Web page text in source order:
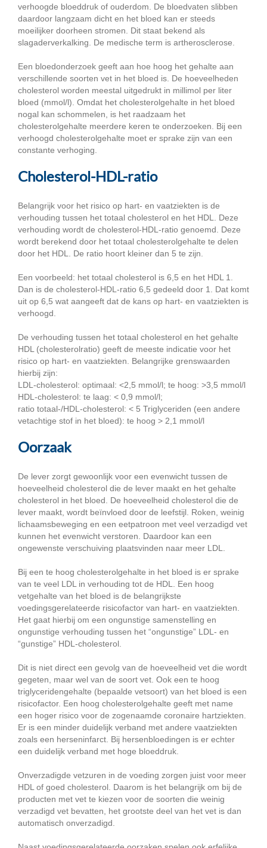
verhoogde bloeddruk of ouderdom. De bloedvaten slibben
daardoor langzaam dicht en het bloed kan er steeds
moeilijker doorheen stromen. Dit staat bekend als
slagaderverkalking. De medische term is artherosclerose.
Een bloedonderzoek geeft aan hoe hoog het gehalte aan
verschillende soorten vet in het bloed is. De hoeveelheden
cholesterol worden meestal uitgedrukt in millimol per liter
bloed (mmol/l). Omdat het cholesterolgehalte in het bloed
nogal kan schommelen, is het raadzaam het
cholesterolgehalte meerdere keren te onderzoeken. Bij een
verhoogd cholesterolgehalte moet er sprake zijn van een
constante verhoging.
Cholesterol-HDL-ratio
Belangrijk voor het risico op hart- en vaatziekten is de
verhouding tussen het totaal cholesterol en het HDL. Deze
verhouding wordt de cholesterol-HDL-ratio genoemd. Deze
wordt berekend door het totaal cholesterolgehalte te delen
door het HDL. De ratio hoort kleiner dan 5 te zijn.
Een voorbeeld: het totaal cholesterol is 6,5 en het HDL 1.
Dan is de cholesterol-HDL-ratio 6,5 gedeeld door 1. Dat komt
uit op 6,5 wat aangeeft dat de kans op hart- en vaatziekten is
verhoogd.
De verhouding tussen het totaal cholesterol en het gehalte
HDL (cholesterolratio) geeft de meeste indicatie voor het
risico op hart- en vaatziekten. Belangrijke grenswaarden
hierbij zijn:
LDL-cholesterol: optimaal: <2,5 mmol/l; te hoog: >3,5 mmol/l
HDL-cholesterol: te laag: < 0,9 mmol/l;
ratio totaal-/HDL-cholesterol: < 5 Triglyceriden (een andere
vetachtige stof in het bloed): te hoog > 2,1 mmol/l
Oorzaak
De lever zorgt gewoonlijk voor een evenwicht tussen de
hoeveelheid cholesterol die de lever maakt en het gehalte
cholesterol in het bloed. De hoeveelheid cholesterol die de
lever maakt, wordt beïnvloed door de leefstijl. Roken, weinig
lichaamsbeweging en een eetpatroon met veel verzadigd vet
kunnen het evenwicht verstoren. Daardoor kan een
ongewenste verschuiving plaatsvinden naar meer LDL.
Bij een te hoog cholesterolgehalte in het bloed is er sprake
van te veel LDL in verhouding tot de HDL. Een hoog
vetgehalte van het bloed is de belangrijkste
voedingsgerelateerde risicofactor van hart- en vaatziekten.
Het gaat hierbij om een ongunstige samenstelling en
ongunstige verhouding tussen het “ongunstige” LDL- en
“gunstige” HDL-cholesterol.
Dit is niet direct een gevolg van de hoeveelheid vet die wordt
gegeten, maar wel van de soort vet. Ook een te hoog
triglyceridengehalte (bepaalde vetsoort) van het bloed is een
risicofactor. Een hoog cholesterolgehalte geeft met name
een hoger risico voor de zogenaamde coronaire hartziekten.
Er is een minder duidelijk verband met andere vaatziekten
zoals een herseninfarct. Bij hersenbloedingen is er echter
een duidelijk verband met hoge bloeddruk.
Onverzadigde vetzuren in de voeding zorgen juist voor meer
HDL of goed cholesterol. Daarom is het belangrijk om bij de
producten met vet te kiezen voor de soorten die weinig
verzadigd vet bevatten, het grootste deel van het vet is dan
automatisch onverzadigd.